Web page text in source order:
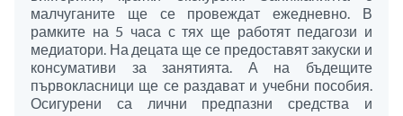
малчуганите ще се провеждат ежедневно. В
рамките на 5 часа с тях ще работят педагози и
медиатори. На децата ще се предоставят закуски и
консумативи за занятията. А на бъдещите
първокласници ще се раздават и учебни пособия.
Осигурени са лични предпазни средства и